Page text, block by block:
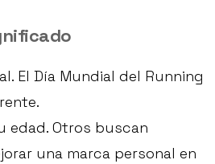
El Día Mundial del Running
edad. Otros buscan
una marca personal en